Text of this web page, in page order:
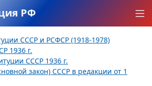
РФ
СССР и РСФСР (1918-1978)
1936 г.
СССР 1936 г.
закон) СССР в редакции от 1